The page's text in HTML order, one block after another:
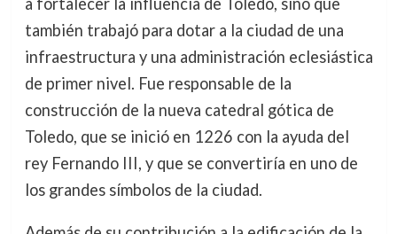
también trabajó para dotar a la ciudad de una
infraestructura y una administración eclesiástica
de primer nivel. Fue responsable de la
construcción de la nueva catedral gótica de
Toledo, que se inició en 1226 con la ayuda del
rey Fernando III, y que se convertiría en uno de
los grandes símbolos de la ciudad.